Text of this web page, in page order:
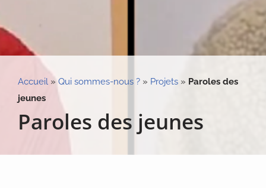
Accueil » Qui sommes-nous ? » Projets » Paroles des
jeunes
Paroles des jeunes